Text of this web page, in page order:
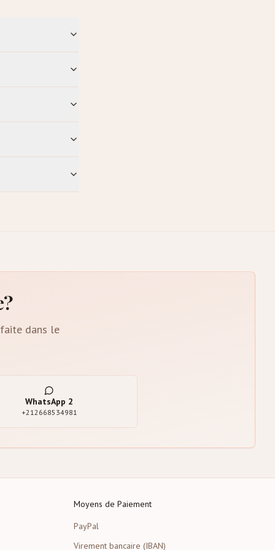
dans le
WhatsApp 2
+212668534981
Moyens de Paiement
PayPal
Virement bancaire (IBAN)